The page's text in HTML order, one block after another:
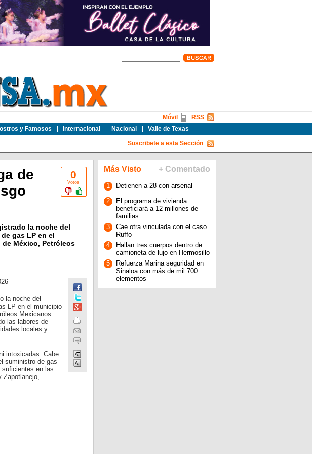
y Famosos Internacional Nacional Valle de Texas
RSS
Móvil
Suscribete a esta Sección
0
Votos
de
la noche del
gas LP en el
México, Petróleos
la noche del
LP en el municipio
Mexicanos
las labores de
locales y
intoxicadas. Cabe
suministro de gas
suficientes en las
Zapotlanejo,
Más Visto + Comentado
1
Detienen a 28 con arsenal
2
El programa de vivienda
beneficiará a 12 millones de
familias
3
Cae otra vinculada con el caso
Ruffo
4
Hallan tres cuerpos dentro de
camioneta de lujo en Hermosillo
5
Refuerza Marina seguridad en
Sinaloa con más de mil 700
elementos